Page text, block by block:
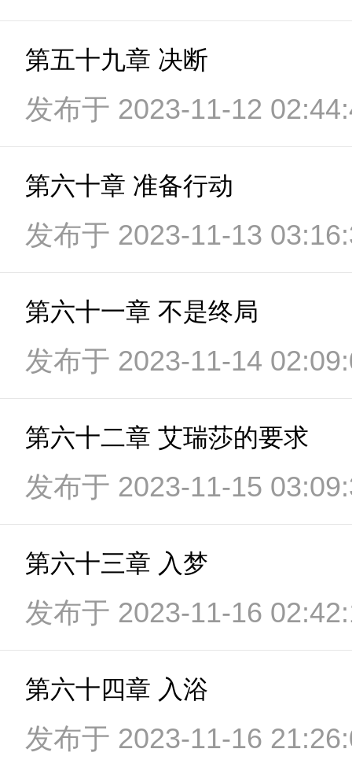
第五十九章 决断
发布于 2023-11-12
第六十章 准备行动
发布于 2023-11-13
第六十一章 不是终局
发布于 2023-11-14
第六十二章 艾瑞莎的要求
发布于 2023-11-15
第六十三章 入梦
发布于 2023-11-16
第六十四章 入浴
发布于 2023-11-16